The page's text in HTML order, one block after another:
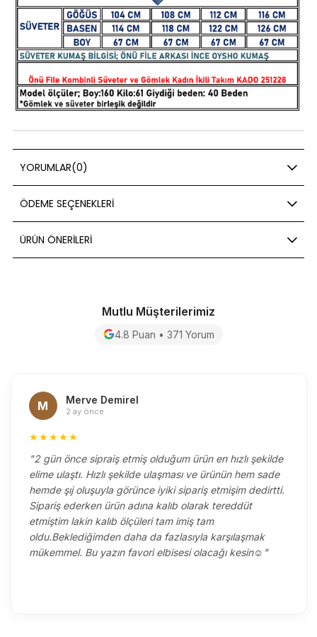
YORUMLAR(0)
ÖDEME SEÇENEKLERI
ÜRÜN ÖNERILERI
Mutlu Müşterilerimiz
4.8 Puan • 371 Yorum
M Merve Demirel
2 ay önce
★★★★★
"2 gün önce sipraiş etmiş olduğum ürün en hızlı şekilde
elime ulaştı. Hızlı şekilde ulaşması ve ürünün hem sade
hemde şıj oluşuyla görünce iyiki sipariş etmişim dedirtti.
Sipariş ederken ürün adına kalıb olarak tereddüt
etmiştim lakin kalıb ölçüleri tam imiş tam
oldu.Beklediğimden daha da fazlasıyla karşılaşmak
mükemmel. Bu yazın favori elbisesi olacağı kesin☺️"